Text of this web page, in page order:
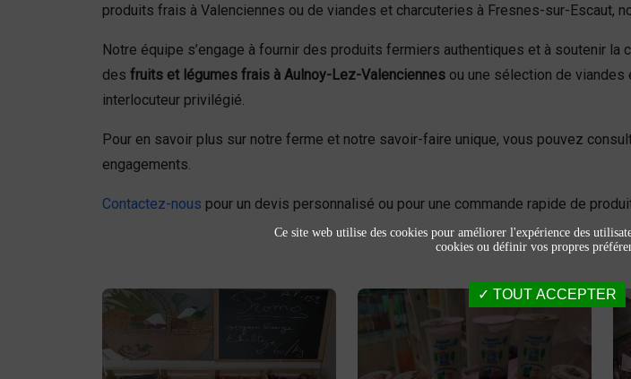
produits frais à Valenciennes ou de viandes et charcuteries à Fresnes-sur-Escaut,
Notre équipe s’engage à fournir des produits fermiers authentiques et à soutenir
des fruits et légumes frais à Aulnoy-Lez-Valenciennes ou une sélection de viandes
interlocuteur privilégié.
Pour en savoir plus sur notre ferme et notre savoir-faire unique, vous pouvez
engagements.
Contactez-nous pour un devis personnalisé ou pour une commande rapide de
Achetez des
fruits et légumes
fromage
Ce site web utilise des cookies pour améliorer l'expérience des
cookies ou définir vos propres
TOUT ACCEPTER